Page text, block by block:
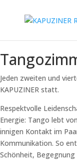
Jeden zweiten und
KAPUZINER statt.
Respektvolle
Energie: Tango lebt
innigen Kontakt im
Kommunikation. So
Schönheit, Begegnung